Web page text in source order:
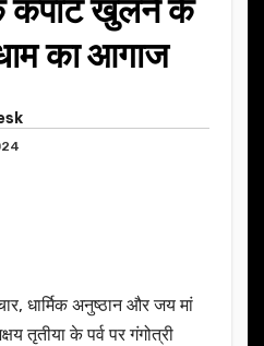
कपाट खुलने के
का आगाज
धार्मिक अनुष्ठान और जय मां
तृतीया के पर्व पर गंगोत्री